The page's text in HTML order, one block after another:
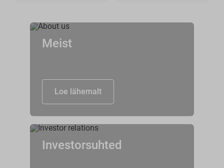
Meist
Loe lähemalt
Investorsuhted